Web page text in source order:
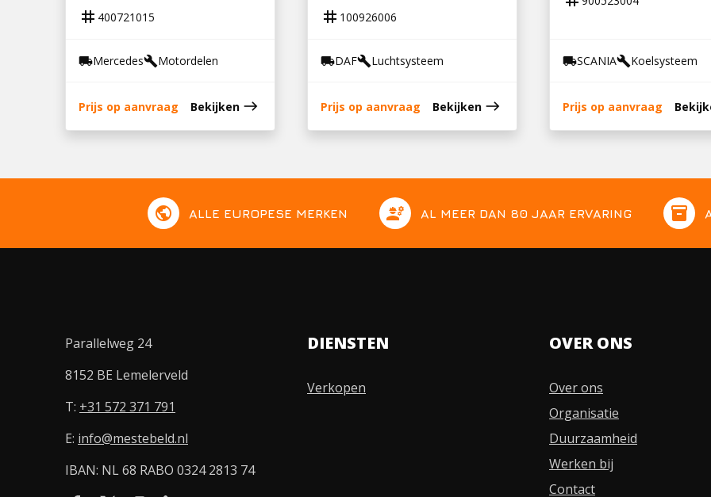
tag 400721015
local_shippingMercedesbuildMotordelen
Prijs op aanvraag Bekijken east
tag 100926006
local_shippingDAFbuildLuchtsysteem
Prijs op aanvraag Bekijken east
local_shippingSCANIAbuildKoelsysteem
Prijs op aanvraag
public ALLE EUROPESE MERKEN engineering AL MEER DAN 80 JAAR ERVARING inventory
Parallelweg 24
8152 BE Lemelerveld
T: +31 572 371 791
E: info@mestebeld.nl
IBAN: NL 68 RABO 0324 2813 74
DIENSTEN
Verkopen
OVER ONS
Over ons
Organisatie
Duurzaamheid
Werken bij
Contact